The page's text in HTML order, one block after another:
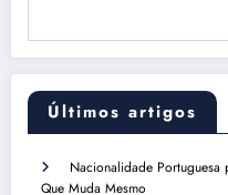
Últimos artigos
Nacionalidade
Que Muda Mesmo